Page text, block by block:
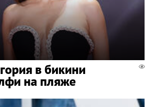
в бикини
на пляже